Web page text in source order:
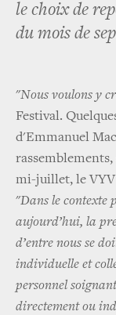
le choix de
du mois de
"Nous voulons y
Festival.
d'Emmanuel
mi-juillet, le
"Dans le contexte
aujourd’hui, la
d’entre nous se
individuelle et
personnel
directement ou